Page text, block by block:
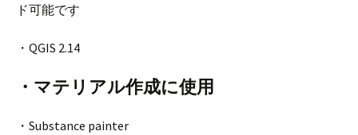
ド可能です
・QGIS 2.14
・マテリアル作成に使用
・Substance painter